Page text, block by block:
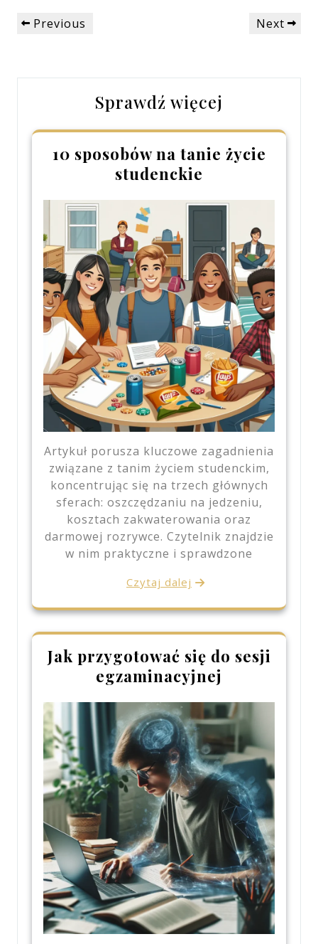
Nawigacja
wpisu
Previous
Previous
Next
Next
Sprawdź więcej
10 sposobów na tanie życie
studenckie
Artykuł porusza kluczowe zagadnienia
związane z tanim życiem studenckim,
koncentrując się na trzech głównych
sferach: oszczędzaniu na jedzeniu,
kosztach zakwaterowania oraz
darmowej rozrywce. Czytelnik znajdzie
w nim praktyczne i sprawdzone
Czytaj dalej
Jak przygotować się do sesji
egzaminacyjnej